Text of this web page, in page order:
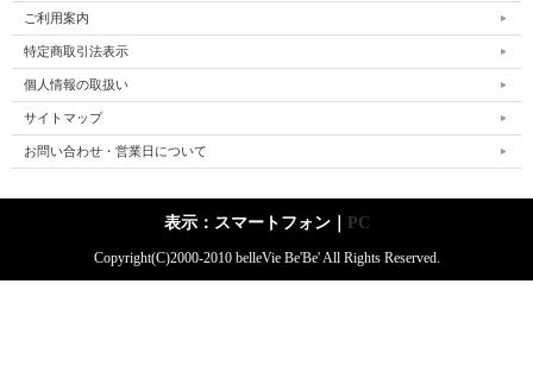
ご利用案内
特定商取引法表示
個人情報の取扱い
サイトマップ
お問い合わせ・営業日について
表示：スマートフォン｜ PC
Copyright(C)2000-2010 belleVie Be'Be' All Rights Reserved.